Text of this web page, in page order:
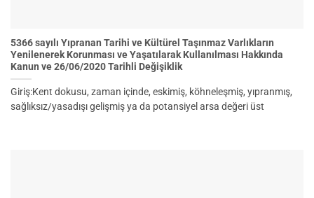
5366 sayılı Yıpranan Tarihi ve Kültürel Taşınmaz Varlıkların
Yenilenerek Korunması ve Yaşatılarak Kullanılması Hakkında
Kanun ve 26/06/2020 Tarihli Değişiklik
Giriş:Kent dokusu, zaman içinde, eskimiş, köhneleşmiş, yıpranmış,
sağlıksız/yasadışı gelişmiş ya da potansiyel arsa değeri üst